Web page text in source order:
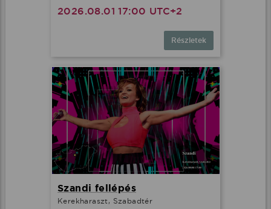
2026.08.01 17:00 UTC+2
Részletek
Szandi fellépés
Kerekharaszt, Szabadtér